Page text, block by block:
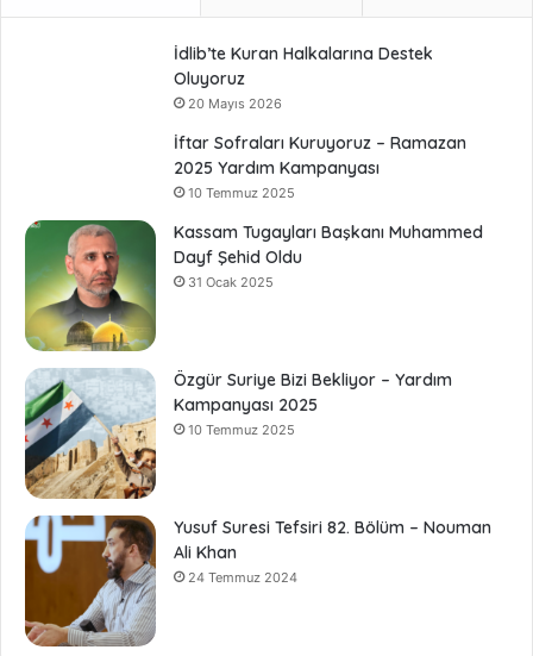
İdlib’te Kuran Halkalarına Destek
Oluyoruz
20 Mayıs 2026
İftar Sofraları Kuruyoruz – Ramazan
2025 Yardım Kampanyası
10 Temmuz 2025
Kassam Tugayları Başkanı Muhammed
Dayf Şehid Oldu
31 Ocak 2025
Özgür Suriye Bizi Bekliyor – Yardım
Kampanyası 2025
10 Temmuz 2025
Yusuf Suresi Tefsiri 82. Bölüm – Nouman
Ali Khan
24 Temmuz 2024